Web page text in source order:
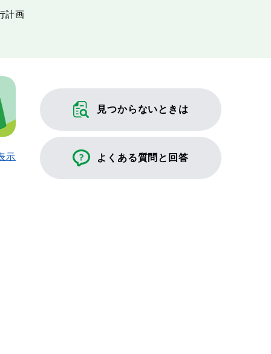
計画
示
見つからないときは
よくある質問と回答